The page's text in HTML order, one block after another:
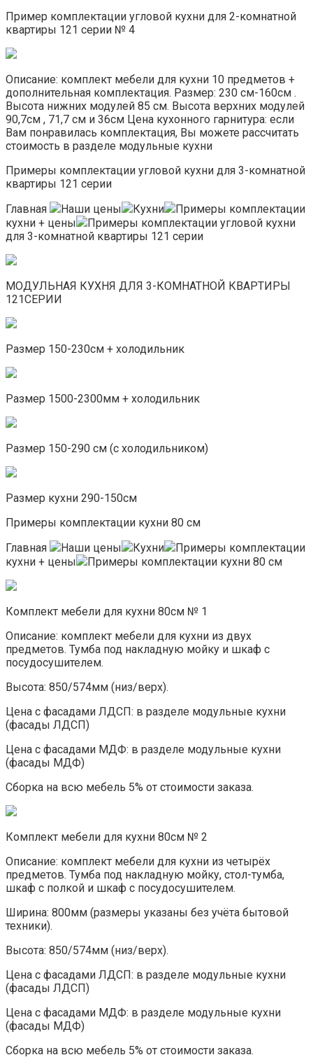
Пример комплектации угловой кухни для 2-комнатной
квартиры 121 серии № 4
Описание: комплект мебели для кухни 10 предметов +
дополнительная комплектация. Размер: 230 см-160см .
Высота нижних модулей 85 см. Высота верхних модулей
90,7см , 71,7 см и 36см Цена кухонного гарнитура: если
Вам понравилась комплектация, Вы можете рассчитать
стоимость в разделе модульные кухни
Примеры комплектации угловой кухни для 3-комнатной
квартиры 121 серии
Главная
Наши цены Кухни
Примеры комплектации
кухни + цены
Примеры комплектации угловой кухни
для 3-комнатной квартиры 121 серии
МОДУЛЬНАЯ КУХНЯ ДЛЯ 3-КОМНАТНОЙ КВАРТИРЫ
121СЕРИИ
Размер 150-230см + холодильник
Размер 1500-2300мм + холодильник
Размер 150-290 см (с холодильником)
Размер кухни 290-150см
Примеры комплектации кухни 80 см
Главная
Наши цены Кухни
Примеры комплектации
кухни + цены
Примеры комплектации кухни 80 см
Комплект мебели для кухни 80см № 1
Описание: комплект мебели для кухни из двух
предметов. Тумба под накладную мойку и шкаф с
посудосушителем.
Высота: 850/574мм (низ/верх).
Цена с фасадами ЛДСП: в разделе модульные кухни
(фасады ЛДСП)
Цена с фасадами МДФ: в разделе модульные кухни
(фасады МДФ)
Сборка на всю мебель 5% от стоимости заказа.
Комплект мебели для кухни 80см № 2
Описание: комплект мебели для кухни из четырёх
предметов. Тумба под накладную мойку, стол-тумба,
шкаф с полкой и шкаф с посудосушителем.
Ширина: 800мм (размеры указаны без учёта бытовой
техники).
Высота: 850/574мм (низ/верх).
Цена с фасадами ЛДСП: в разделе модульные кухни
(фасады ЛДСП)
Цена с фасадами МДФ: в разделе модульные кухни
(фасады МДФ)
Сборка на всю мебель 5% от стоимости заказа.